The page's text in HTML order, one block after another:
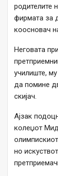
родителите
фирмата за
коосновач
Неговата
училиште,
да помине
скијач.
Ајзак
колеџот
но